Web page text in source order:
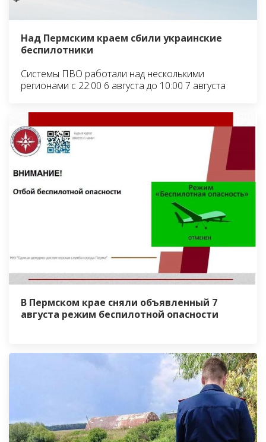
Над Пермским краем сбили украинские
беспилотники
Системы ПВО работали над несколькими
регионами с 22:00 6 августа до 10:00 7 августа
В Пермском крае сняли объявленный 7
августа режим беспилотной опасности